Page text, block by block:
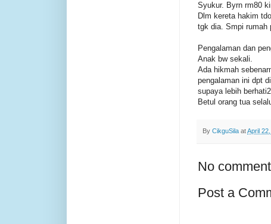
Syukur. Byrn rm80
Dlm kereta hakim
tgk dia. Smpi rumah
Pengalaman dan
Anak bw sekali.
Ada hikmah
pengalaman ini dpt
supaya lebih
Betul orang tua
By CikguSila atApril
No
Post a